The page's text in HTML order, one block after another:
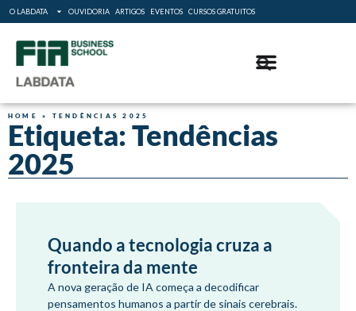
O LABDATA OUVIDORIA ARTIGOS EVENTOS CURSOS GRATUITOS
HOME » TENDÊNCIAS 2025
Etiqueta: Tendências
2025
Quando a tecnologia cruza a
fronteira da mente
A nova geração de IA começa a decodificar
pensamentos humanos a partir de sinais cerebrais.